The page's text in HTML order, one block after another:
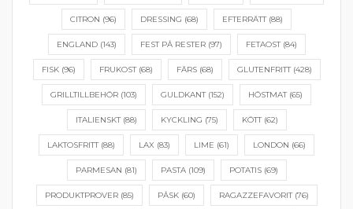
CITRON (96) DRESSING (68) EFTERRÄTT(88)
ENGLAND(143) FEST PÅ RESTER(97) FETAOST(84)
FISK(96) FRUKOST(68) FÄRS(68) GLUTENFRITT(428)
GRILLTILLBEHÖR (103) GULDKANT(152) HÖSTMAT(65)
ITALIENSKT(88) KYCKLING (75) KÖTT(62)
LAKTOSFRITT(88) LAX (83) LIME (61) LONDON (66)
PARMESAN (81) PASTA(109) POTATIS(69)
PRODUKTPROVER(85) PÅSK(60) RAGAZZEFAVORIT(76)